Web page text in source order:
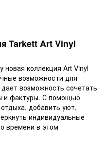
Tarkett Art Vinyl
коллекция Art Vinyl
возможности для
возможность сочетать
и фактуры. С помощью
добавить уют,
индивидуальные
времени в этом